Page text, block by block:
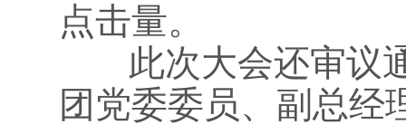
点击量。
此次大会还审议通
团党委委员、副总经